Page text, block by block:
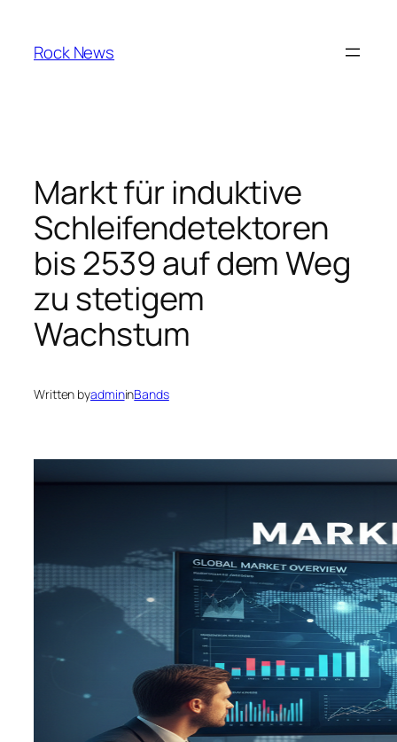
content
Rock News
Markt für induktive
Schleifendetektoren
bis 2539 auf dem Weg
zu stetigem
Wachstum
Written byadmininBands